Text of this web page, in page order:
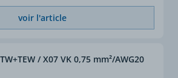
voir l'article
/ X07 VK 0,75 mm²/AWG20